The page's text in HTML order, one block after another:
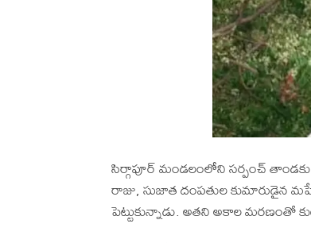
సిర్గాపూర్ మండలంలోని సర్పంచ్
రాజు, సుజాత దంపతుల కుమారుడైన
పెట్టుకున్నాడు. అతని అకాల మరణంతో